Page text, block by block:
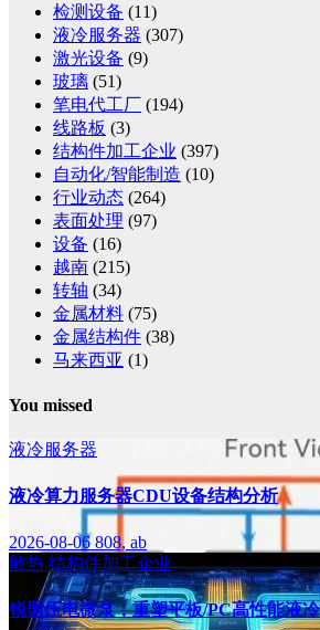
检测设备 (11)
液冷服务器 (307)
激光设备 (9)
玻璃 (51)
笔电代工厂 (194)
线路板 (3)
结构件加工企业 (397)
自动化/智能制造 (10)
行业动态 (264)
表面处理 (97)
设备 (16)
越南 (215)
转轴 (34)
金属材料 (75)
金属结构件 (38)
马来西亚 (1)
You missed
液冷服务器
液冷算力服务器CDU设备结构分析
2026-08-06808, ab
散热 结构件加工企业
锐盟压电微泵，重塑平板/PC高性能液